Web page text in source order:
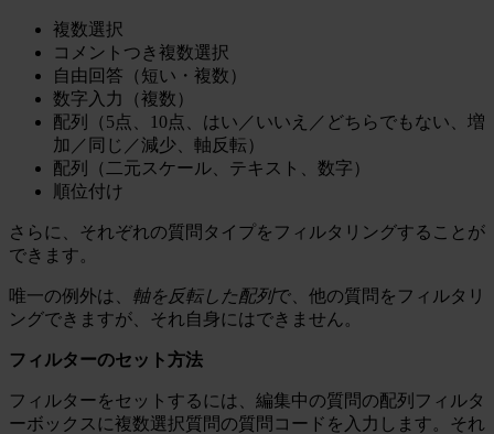
複数選択
コメントつき複数選択
自由回答（短い・複数）
数字入力（複数）
配列（5点、10点、はい／いいえ／どちらでもない、増
加／同じ／減少、軸反転）
配列（二元スケール、テキスト、数字）
順位付け
さらに、それぞれの質問タイプをフィルタリングすることが
できます。
唯一の例外は、 軸を反転した配列で、他の質問をフィルタリ
ングできますが、それ自身にはできません。
フィルターのセット方法
フィルターをセットするには、編集中の質問の配列フィルタ
ーボックスに複数選択質問の質問コードを入力します。それ